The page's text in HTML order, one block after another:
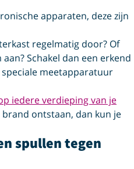
apparaten, deze zijn
regelmatig door? Of
Schakel dan een erkend
meetapparatuur
iedere verdieping van je
ontstaan, dan kun je
spullen tegen